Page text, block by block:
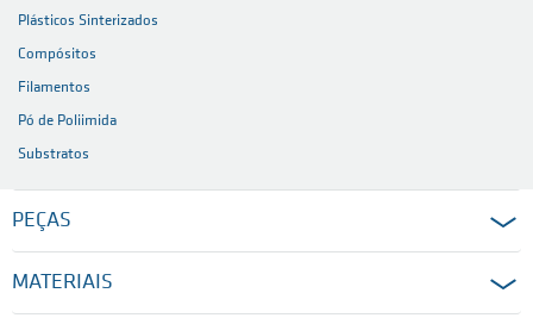
Plásticos Sinterizados
Compósitos
Filamentos
Pó de Poliimida
Substratos
PEÇAS
MATERIAIS